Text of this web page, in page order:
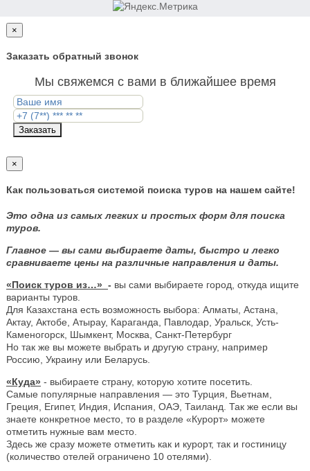
×
Заказать обратный звонок
Мы свяжемся с вами в ближайшее время
Заказать
×
Как пользоваться системой поиска туров на нашем сайте!
Это одна из самых легких и простых форм для поиска
туров.
Главное — вы сами выбираете даты, быстро и легко
сравниваете цены на различные направления и даты.
«Поиск туров из…» - вы сами выбираете город, откуда ищите
варианты туров.
Для Казахстана есть возможность выбора: Алматы, Астана,
Актау, Актобе, Атырау, Караганда, Павлодар, Уральск, Усть-
Каменогорск, Шымкент, Москва, Санкт-Петербург
Но так же вы можете выбрать и другую страну, например
Россию, Украину или Беларусь.
«Куда» - выбираете страну, которую хотите посетить.
Самые популярные направления — это Турция, Вьетнам,
Греция, Египет, Индия, Испания, ОАЭ, Таиланд. Так же если вы
знаете конкретное место, то в разделе «Курорт» можете
отметить нужные вам место.
Здесь же сразу можете отметить как и курорт, так и гостиницу
(количество отелей ограничено 10 отелями).